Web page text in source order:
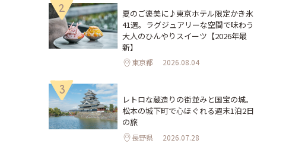
2
夏のご褒美に♪東京ホテル限定かき氷
41選。ラグジュアリーな空間で味わう
大人のひんやりスイーツ【2026年最
新】
東京都 2026.08.04
3
レトロな蔵造りの街並みと国宝の城。
松本の城下町で心ほぐれる週末1泊2日
の旅
長野県 2026.07.28